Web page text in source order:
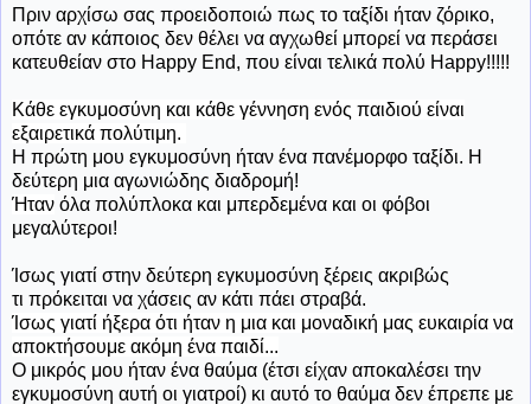
Πριν αρχίσω σας προειδοποιώ πως το ταξίδι ήταν ζόρικο,
οπότε αν κάποιος δεν θέλει να αγχωθεί μπορεί να περάσει
κατευθείαν στο Happy End, που είναι τελικά πολύ Happy!!!!!
Κάθε εγκυμοσύνη και κάθε γέννηση ενός παιδιού είναι
εξαιρετικά πολύτιμη.
Η πρώτη μου εγκυμοσύνη ήταν ένα πανέμορφο ταξίδι. Η
δεύτερη μια αγωνιώδης διαδρομή!
Ήταν όλα πολύπλοκα και μπερδεμένα και οι φόβοι
μεγαλύτεροι!
Ίσως γιατί στην δεύτερη εγκυμοσύνη ξέρεις ακριβώς
τι πρόκειται να χάσεις αν κάτι πάει στραβά.
Ίσως γιατί ήξερα ότι ήταν η μια και μοναδική μας ευκαιρία να
αποκτήσουμε ακόμη ένα παιδί...
Ο μικρός μου ήταν ένα θαύμα (έτσι είχαν αποκαλέσει την
εγκυμοσύνη αυτή οι γιατροί) κι αυτό το θαύμα δεν έπρεπε με